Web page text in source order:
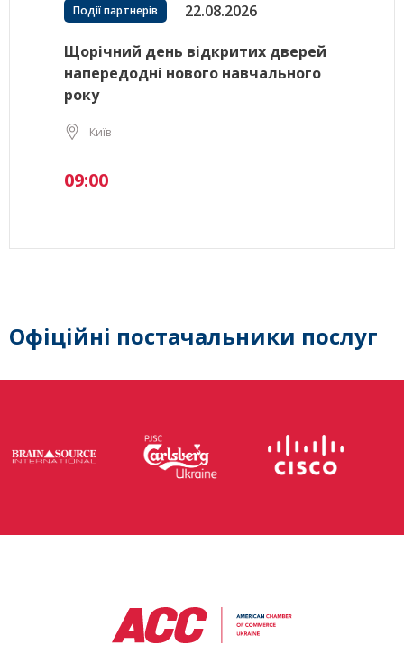
Події партнерів 22.08.2026
Щорічний день відкритих дверей
напередодні нового навчального
року
Київ
09:00
Офіційні постачальники послуг